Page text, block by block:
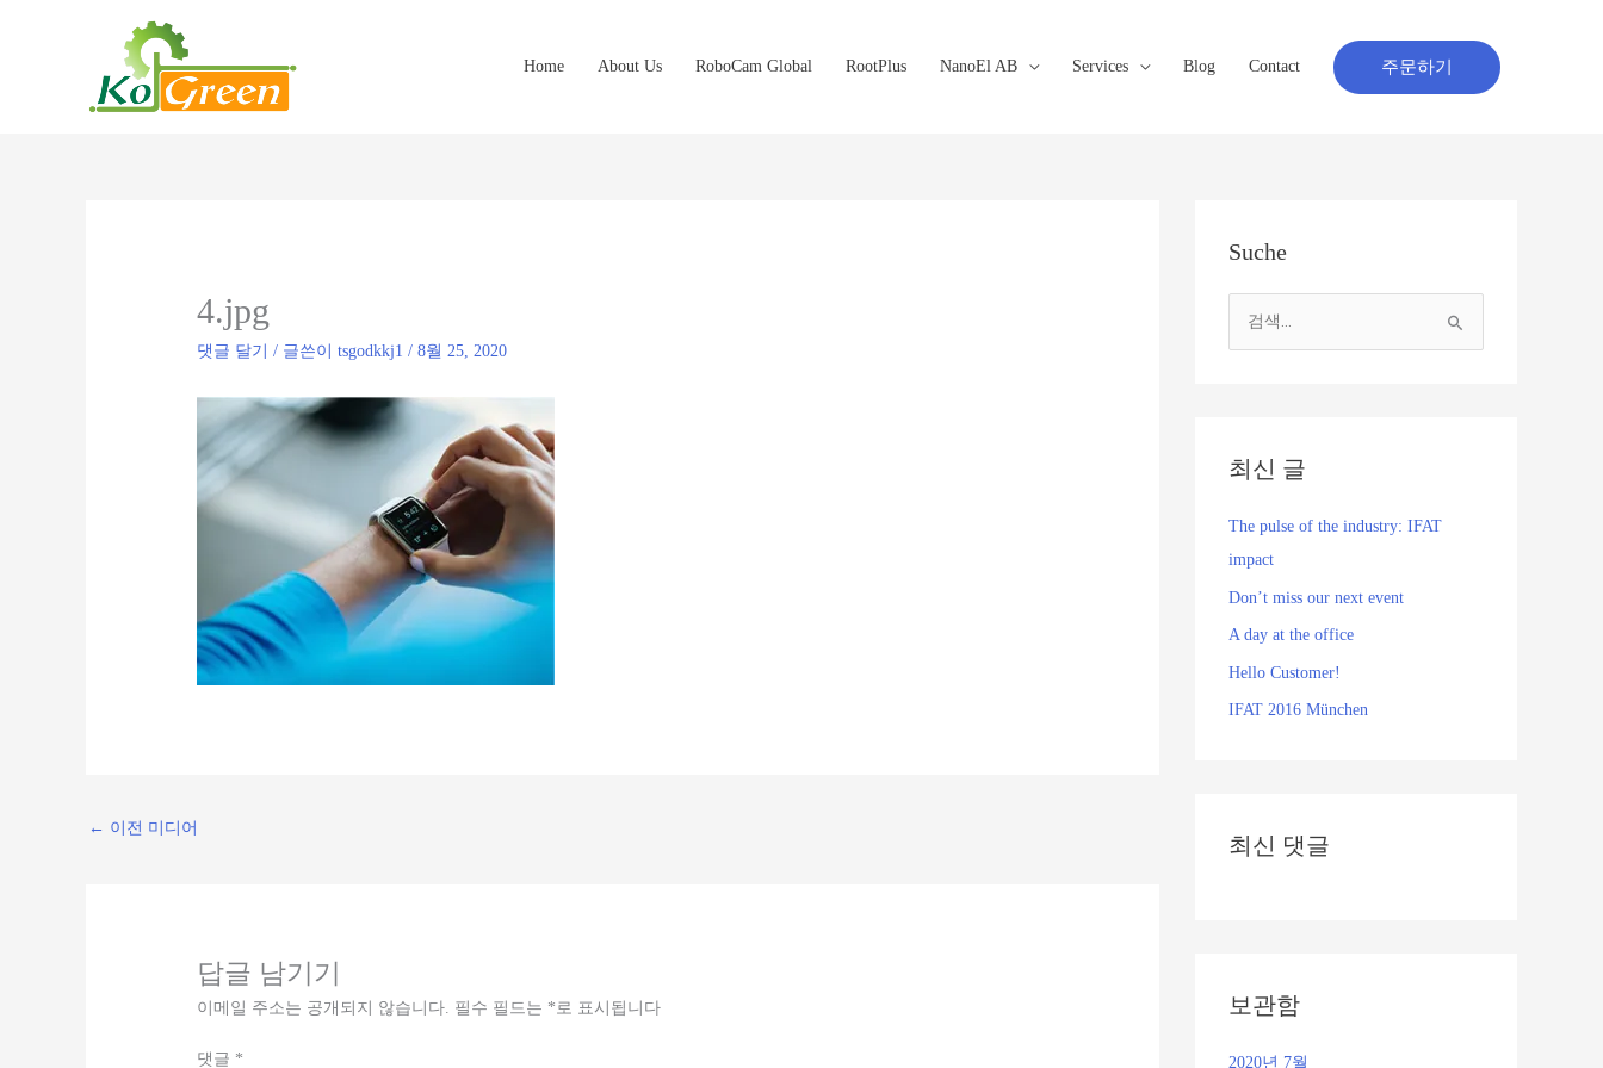
Home About Us RoboCam Global RootPlus NanoEl AB Services Blog Contact 주문하기
4.jpg
댓글 달기 / 글쓴이tsgodkkj1/8월 25, 2020
← 이전 미디어
답글 남기기
이메일 주소는 공개되지 않습니다. 필수 필드는 *로 표시됩니다
댓글 *
Suche
최신 글
The pulse of the industry: IFAT
impact
Don’t miss our next event
A day at the office
Hello Customer!
IFAT 2016 München
최신 댓글
보관함
2020년 7월